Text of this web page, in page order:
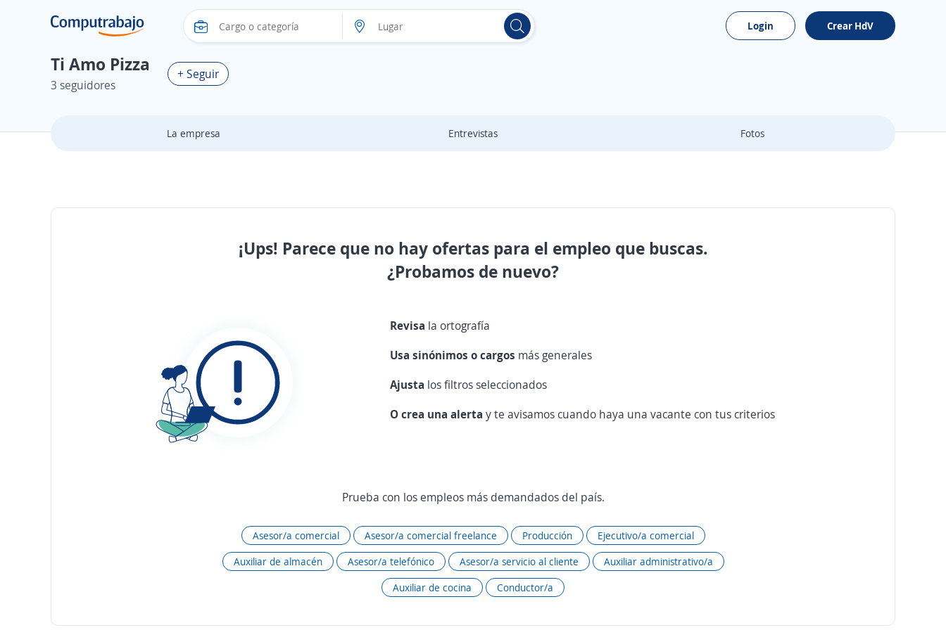
Login Crear HdV
Ti Amo Pizza
3 seguidores
+ Seguir
La empresa Entrevistas Fotos
¡Ups! Parece que no hay ofertas para el empleo que buscas.
¿Probamos de nuevo?
Revisa la ortografía
Usa sinónimos o cargos más generales
Ajusta los filtros seleccionados
O crea una alertay te avisamos cuando haya una vacante con tus criterios
Prueba con los empleos más demandados del país.
Asesor/a comercial Asesor/a comercial freelance Producción
Ejecutivo/a comercial
Auxiliar de almacén
Asesor/a telefónico Asesor/a servicio al cliente
Auxiliar administrativo/a
Auxiliar de cocina
Conductor/a